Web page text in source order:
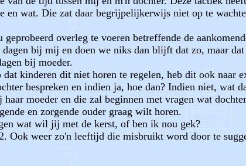
en wat. Die zat daar begrijpelijkerwijs niet op te
overleg te voeren betreffende de
bij mij en doen we niks dan blijft dat zo, maar
bij moeder.
kinderen dit niet horen te regelen, heb dit ook naar
bespreken en indien ja, hoe dan? Indien niet, wat
moeder en die zal beginnen met vragen wat
en zorgende ouder graag wilt horen.
wat wil jij met de kerst, of ben ik nou gek?
Ook weer zo'n leeftijd die misbruikt word door te